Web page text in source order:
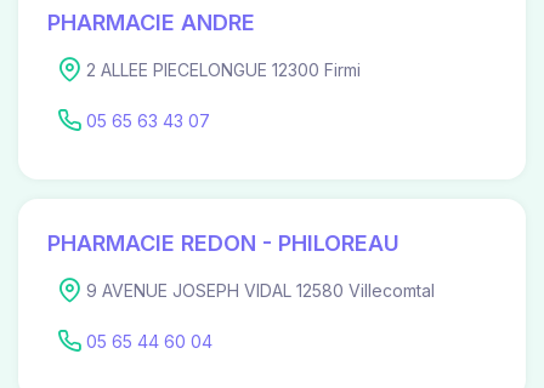
PHARMACIE ANDRE
2 ALLEE PIECELONGUE 12300 Firmi
05 65 63 43 07
PHARMACIE REDON - PHILOREAU
9 AVENUE JOSEPH VIDAL 12580 Villecomtal
05 65 44 60 04